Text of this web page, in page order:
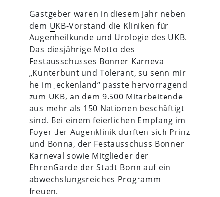
Gastgeber waren in diesem Jahr neben
dem UKB-Vorstand die Kliniken für
Augenheilkunde und Urologie des UKB.
Das diesjährige Motto des
Festausschusses Bonner Karneval
„Kunterbunt und Tolerant, su senn mir
he im Jeckenland“ passte hervorragend
zum UKB, an dem 9.500 Mitarbeitende
aus mehr als 150 Nationen beschäftigt
sind. Bei einem feierlichen Empfang im
Foyer der Augenklinik durften sich Prinz
und Bonna, der Festausschuss Bonner
Karneval sowie Mitglieder der
EhrenGarde der Stadt Bonn auf ein
abwechslungsreiches Programm
freuen.